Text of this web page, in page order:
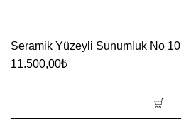
Seçenekler
ürün
sayfasından
Seramik Yüzeyli Sunumluk No 10
11.500,00₺